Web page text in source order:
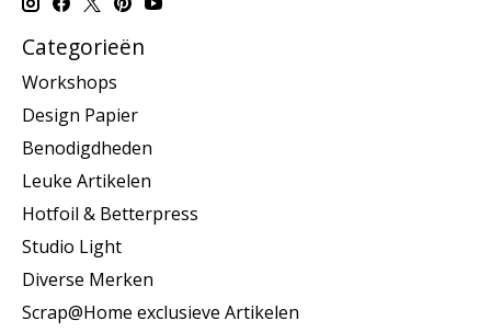
Categorieën
Workshops
Design Papier
Benodigdheden
Leuke Artikelen
Hotfoil & Betterpress
Studio Light
Diverse Merken
Scrap@Home exclusieve Artikelen